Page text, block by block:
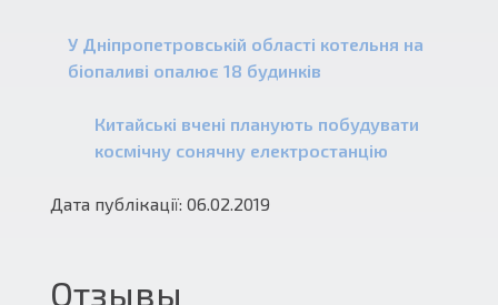
У Дніпропетровській області котельня на
біопаливі опалює 18 будинків
Китайські вчені планують побудувати
космічну сонячну електростанцію
Дата публікації: 06.02.2019
Отзывы